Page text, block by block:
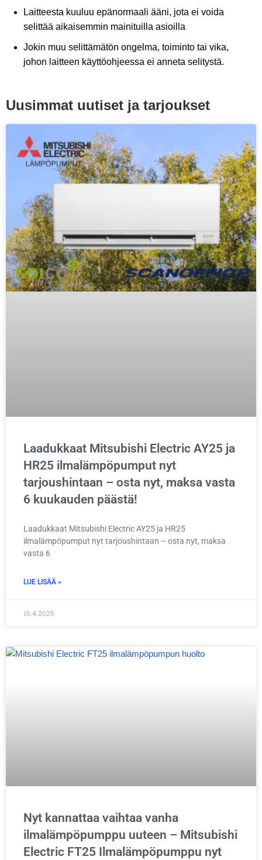
Laitteesta kuuluu epänormaali ääni, jota ei voida
selittää aikaisemmin mainituilla asioilla
Jokin muu selittämätön ongelma, toiminto tai vika,
johon laitteen käyttöohjeessa ei anneta selitystä.
Uusimmat uutiset ja tarjoukset
Laadukkaat Mitsubishi Electric AY25 ja
HR25 ilmalämpöpumput nyt
tarjoushintaan – osta nyt, maksa vasta
6 kuukauden päästä!
Laadukkaat Mitsubishi Electric AY25 ja HR25
ilmalämpöpumput nyt tarjoushintaan – osta nyt, maksa
vasta 6
LUE LISÄÄ »
16.4.2025
Nyt kannattaa vaihtaa vanha
ilmalämpöpumppu uuteen – Mitsubishi
Electric FT25 Ilmalämpöpumppu nyt